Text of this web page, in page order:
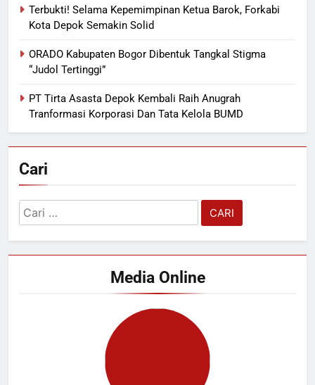
Terbukti! Selama Kepemimpinan Ketua Barok, Forkabi
Kota Depok Semakin Solid
ORADO Kabupaten Bogor Dibentuk Tangkal Stigma
“Judol Tertinggi”
PT Tirta Asasta Depok Kembali Raih Anugrah
Tranformasi Korporasi Dan Tata Kelola BUMD
Cari
Cari
untuk:
Media Online